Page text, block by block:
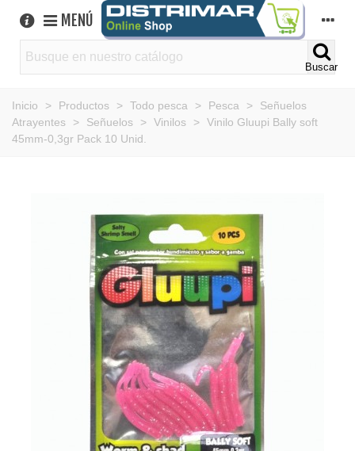
MENÚ
Buscar
Inicio > Productos > Todo pesca > Pesca >
Señuelos
Atrayentes
> Señuelos > Vinilos > Vinilo Gluupi Bally soft
45mm-0,3gr Pack 10 Unid.